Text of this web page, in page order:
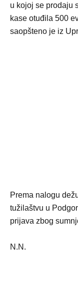
u kojoj se prodaju
kase otuđila 500
saopšteno je iz
Prema nalogu
tužilaštvu u
prijava zbog
N.N.